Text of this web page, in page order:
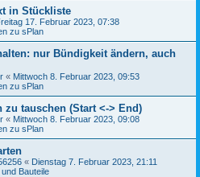
in Stückliste
17. Februar 2023, 07:38
zu sPlan
nur Bündigkeit ändern, auch
« Mittwoch 8. Februar 2023, 09:53
zu sPlan
tauschen (Start <-> End)
« Mittwoch 8. Februar 2023, 09:08
zu sPlan
« Dienstag 7. Februar 2023, 21:11
Bauteile